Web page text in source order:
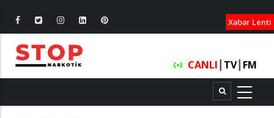
Xəbər Lenti
CANLI TV┃ FM